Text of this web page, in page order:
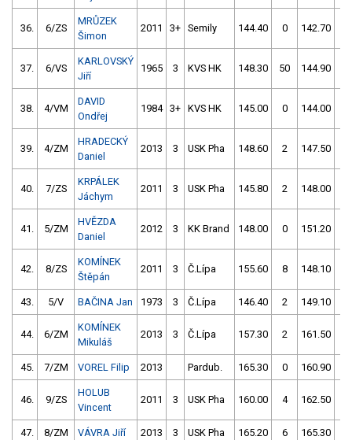
36. 6/ZS
MRŮZEK
Šimon
2011 3+ Semily 144.40 0 142.70
37. 6/VS
KARLOVSKÝ
Jiří
1965 3 KVS HK 148.30 50 144.90
38. 4/VM
DAVID
Ondřej
1984 3+ KVS HK 145.00 0 144.00
39. 4/ZM
HRADECKÝ
Daniel
2013 3 USK Pha 148.60 2 147.50
40. 7/ZS
KRPÁLEK
Jáchym
2011 3 USK Pha 145.80 2 148.00
41. 5/ZM
HVĚZDA
Daniel
2012 3 KK Brand 148.00 0 151.20
42. 8/ZS
KOMÍNEK
Štěpán
2011 3 Č.Lípa 155.60 8 148.10
43. 5/V BAČINA Jan 1973 3 Č.Lípa 146.40 2 149.10
44. 6/ZM
KOMÍNEK
Mikuláš
2013 3 Č.Lípa 157.30 2 161.50
45. 7/ZM VOREL Filip 2013 Pardub. 165.30 0 160.90
46. 9/ZS
HOLUB
Vincent
2011 3 USK Pha 160.00 4 162.50
47. 8/ZM VÁVRA Jiří 2013 3 USK Pha 165.20 6 165.30